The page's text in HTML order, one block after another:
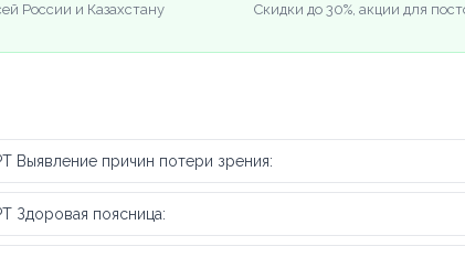
России и Казахстану Скидки до 30%, акции для
Выявление причин потери зрения:
Здоровая поясница: